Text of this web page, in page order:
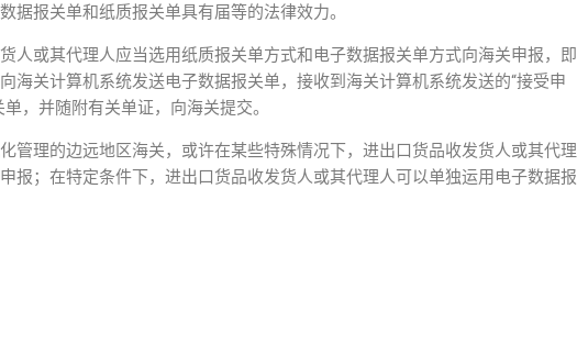
据报关单和纸质报关单具有届等的法律效力。
人或其代理人应当选用纸质报关单方式和电子数据报关单方式向海关申报，即
海关计算机系统发送电子数据报关单，接收到海关计算机系统发送的“接受申
，并随附有关单证，向海关提交。
管理的边远地区海关，或许在某些特殊情况下，进出口货品收发货人或其代理
报；在特定条件下，进出口货品收发货人或其代理人可以单独运用电子数据报